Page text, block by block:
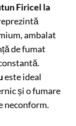
Firicel la
ambalat
de fumat
este ideal
și o fumare
neconform.